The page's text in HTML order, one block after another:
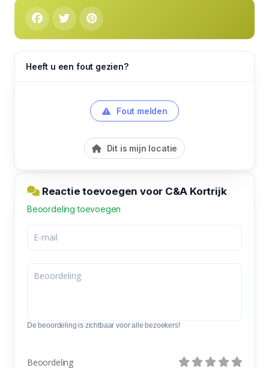
Heeft u een fout gezien?
Fout melden
Dit is mijn locatie
Reactie toevoegen voor C&A Kortrijk
Beoordeling toevoegen
De beoordeling is zichtbaar voor alle bezoekers!
Beoordeling